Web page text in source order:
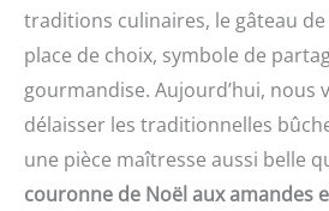
traditions culinaires, le gâteau
place de choix, symbole de
gourmandise. Aujourd’hui, nous
délaisser les traditionnelles
une pièce maîtresse aussi belle
couronne de Noël aux amandes